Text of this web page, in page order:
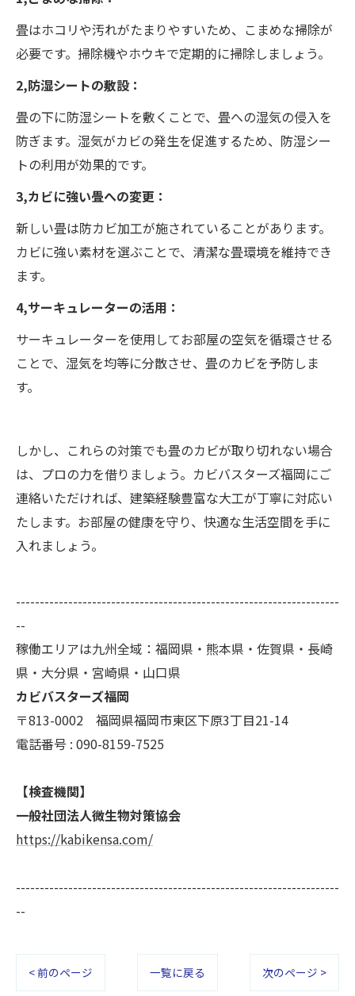
畳はホコリや汚れがたまりやすいため、こまめな掃除が
必要です。掃除機やホウキで定期的に掃除しましょう。
2,防湿シートの敷設：
畳の下に防湿シートを敷くことで、畳への湿気の侵入を
防ぎます。湿気がカビの発生を促進するため、防湿シー
トの利用が効果的です。
3,カビに強い畳への変更：
新しい畳は防カビ加工が施されていることがあります。
カビに強い素材を選ぶことで、清潔な畳環境を維持でき
ます。
4,サーキュレーターの活用：
サーキュレーターを使用してお部屋の空気を循環させる
ことで、湿気を均等に分散させ、畳のカビを予防しま
す。
しかし、これらの対策でも畳のカビが取り切れない場合
は、プロの力を借りましょう。カビバスターズ福岡にご
連絡いただければ、建築経験豊富な大工が丁寧に対応い
たします。お部屋の健康を守り、快適な生活空間を手に
入れましょう。
--------------------------------------------------------------------
--
稼働エリアは九州全域：福岡県・熊本県・佐賀県・長崎
県・大分県・宮崎県・山口県
カビバスターズ福岡
〒813-0002 福岡県福岡市東区下原3丁目21-14
電話番号 : 090-8159-7525
【検査機関】
一般社団法人微生物対策協会
https://kabikensa.com/
--------------------------------------------------------------------
--
< 前のページ 一覧に戻る 次のページ >